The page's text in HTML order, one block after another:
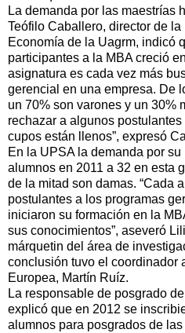
La demanda por las maestrías
Teófilo Caballero, director de
Economía de la Uagrm, indicó
participantes a la MBA creció
asignatura es cada vez más
gerencial en una empresa. De
un 70% son varones y un 30%
rechazar a algunos
cupos están llenos”, expresó
En la UPSA la demanda por
alumnos en 2011 a 32 en esta
de la mitad son damas. “Cada
postulantes a los programas
iniciaron su formación en la
sus conocimientos”, aseveró
márquetin del área de
conclusión tuvo el coordinador
Europea, Martín Ruíz.
La responsable de posgrado
explicó que en 2012 se
alumnos para posgrados de